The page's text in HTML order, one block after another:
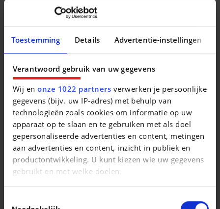
Toestemming Details Advertentie-instellingen
Verantwoord gebruik van uw gegevens
Wij enonze 1022 partners verwerken je persoonlijke
gegevens (bijv. uw IP-adres) met behulp van
technologieën zoals cookies om informatie op uw
apparaat op te slaan en te gebruiken met als doel
gepersonaliseerde advertenties en content, metingen
aan advertenties en content, inzicht in publiek en
productontwikkeling. U kunt kiezen wie uw gegevens
gebruikt en met welke doelen.
La recharge complète dure 4h par prise classique 230v,
vous n’avez donc pas besoin de borne.
7,2€
4. Conduite simplet et intuitive
La Fiat 500e se conduit comme n’importe quelle voiture,
vous éviterez distraction, stress et peur de l’inconnu.
5. Cockpit clair et complet
Instrumentation numérique en couleur exhaustive et lisible.
Indicateur lumineux sur le haut du tableau de bord
permettant de contrôler le niveau de charge de l’intérieur
comme de l’extérieur du véhicule.
6. Confort cosy
et à toutes les conditions climatiques.